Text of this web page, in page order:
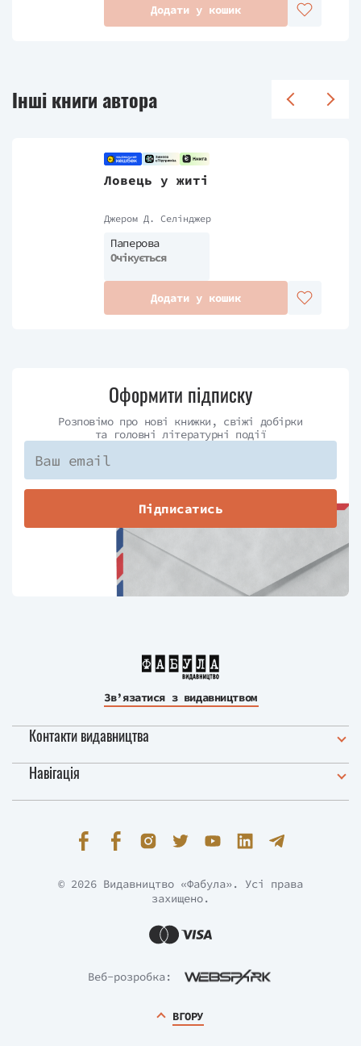
Додати у кошик
Інші книги автора
Ловець у житі
Джером Д. Селінджер
Паперова
Очікується
Додати у кошик
Оформити підписку
Розповімо про нові книжки, свіжі добірки
та головні літературні події
Підписатись
Зв’язатися з видавництвом
Контакти видавництва
Навігація
Веб-розробка:
© 2026 Видавництво «Фабула». Усі права
захищено.
ВГОРУ